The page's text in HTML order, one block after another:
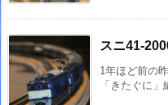
スニ41-
1年ほど前の
「きたぐに